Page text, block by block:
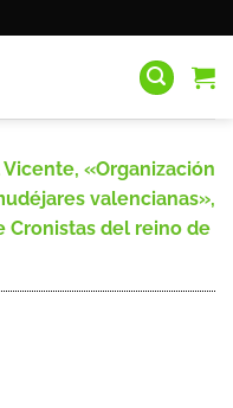
Vicente, «Organización
valencianas»,
Cronistas del reino de